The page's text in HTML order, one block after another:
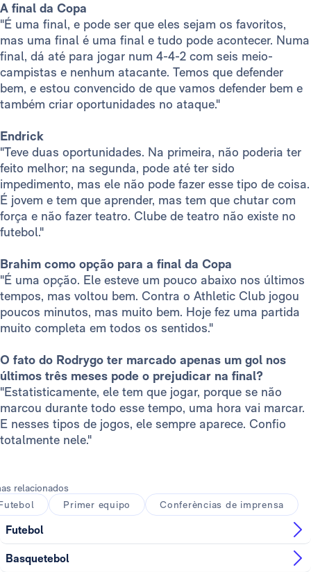
A final da Copa
"É uma final, e pode ser que eles sejam os favoritos,
mas uma final é uma final e tudo pode acontecer. Numa
final, dá até para jogar num 4-4-2 com seis meio-
campistas e nenhum atacante. Temos que defender
bem, e estou convencido de que vamos defender bem e
também criar oportunidades no ataque."
Endrick
"Teve duas oportunidades. Na primeira, não poderia ter
feito melhor; na segunda, pode até ter sido
impedimento, mas ele não pode fazer esse tipo de coisa.
É jovem e tem que aprender, mas tem que chutar com
força e não fazer teatro. Clube de teatro não existe no
futebol."
Brahim como opção para a final da Copa
"É uma opção. Ele esteve um pouco abaixo nos últimos
tempos, mas voltou bem. Contra o Athletic Club jogou
poucos minutos, mas muito bem. Hoje fez uma partida
muito completa em todos os sentidos."
O fato do Rodrygo ter marcado apenas um gol nos
últimos três meses pode o prejudicar na final?
"Estatisticamente, ele tem que jogar, porque se não
marcou durante todo esse tempo, uma hora vai marcar.
E nesses tipos de jogos, ele sempre aparece. Confio
totalmente nele."
relacionados
Primer equipo Conferèncias de imprensa
Futebol
Basquetebol